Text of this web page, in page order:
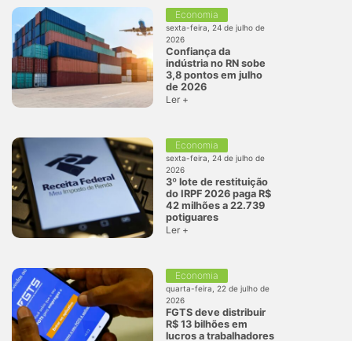
Economia
sexta-feira, 24 de julho de
2026
Confiança da
indústria no RN sobe
3,8 pontos em julho
de 2026
Ler +
Economia
sexta-feira, 24 de julho de
2026
3º lote de restituição
do IRPF 2026 paga R$
42 milhões a 22.739
potiguares
Ler +
Economia
quarta-feira, 22 de julho de
2026
FGTS deve distribuir
R$ 13 bilhões em
lucros a trabalhadores